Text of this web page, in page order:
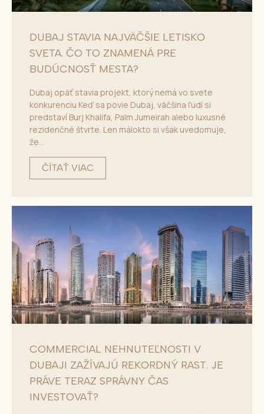
DUBAJ STAVIA NAJVÄČŠIE LETISKO
SVETA. ČO TO ZNAMENÁ PRE
BUDÚCNOSŤ MESTA?
Dubaj opäť stavia projekt, ktorý nemá vo svete
konkurenciu Keď sa povie Dubaj, väčšina ľudí si
predstaví Burj Khalifa, Palm Jumeirah alebo luxusné
rezidenčné štvrte. Len málokto si však uvedomuje,
že...
ČÍTAŤ VIAC
COMMERCIAL NEHNUTEĽNOSTI V
DUBAJI ZAŽÍVAJÚ REKORDNÝ RAST. JE
PRÁVE TERAZ SPRÁVNY ČAS
INVESTOVAŤ?